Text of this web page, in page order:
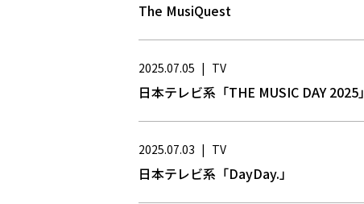
The MusiQuest
2025.07.05 | TV
日本テレビ系「THE MUSIC DAY 2025」
2025.07.03 | TV
日本テレビ系「DayDay.」